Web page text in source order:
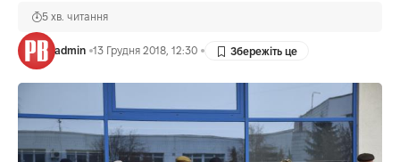
admin 13 Грудня 2018, 12:30
5 хв. читання